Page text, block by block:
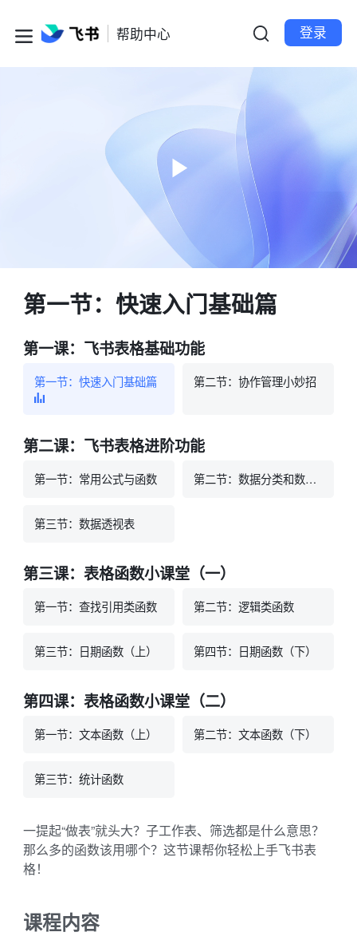
帮助中心 登录
第一节：快速入门基础篇
第一课：飞书表格基础功能
第一节：快速入门基础篇 第二节：协作管理小妙招
第二课：飞书表格进阶功能
第一节：常用公式与函数 第二节：数据分类和数据展示
第三节：数据透视表
第三课：表格函数小课堂（一）
第一节：查找引用类函数 第二节：逻辑类函数
第三节：日期函数（上） 第四节：日期函数（下）
第四课：表格函数小课堂（二）
第一节：文本函数（上） 第二节：文本函数（下）
第三节：统计函数
一提起“做表”就头大？子工作表、筛选都是什么意思？
那么多的函数该用哪个？这节课帮你轻松上手飞书表
格！
课程内容